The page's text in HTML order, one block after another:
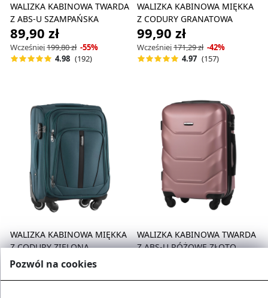
WALIZKA KABINOWA TWARDA
Z ABS-U SZAMPAŃSKA
89,90 zł
Wcześniej199,80 zł -55%
4.98 (192)
WALIZKA KABINOWA MIĘKKA
Z CODURY GRANATOWA
99,90 zł
Wcześniej171,29 zł -42%
4.97 (157)
WALIZKA KABINOWA MIĘKKA
Z CODURY ZIELONA
99,90 zł
WALIZKA KABINOWA TWARDA
Z ABS-U RÓŻOWE ZŁOTO
Pozwól na cookies